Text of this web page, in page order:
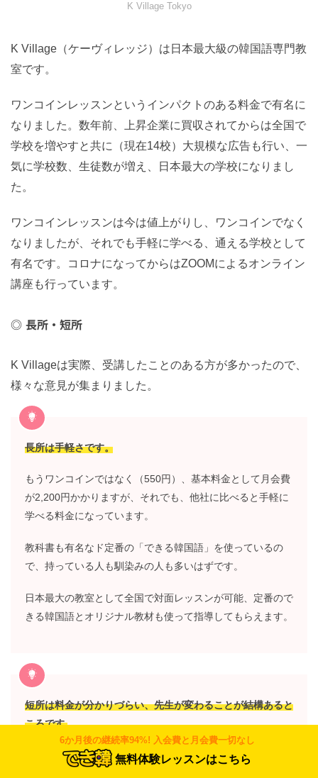
K Village Tokyo
K Village（ケーヴィレッジ）は日本最大級の韓国語専門教
室です。
ワンコインレッスンというインパクトのある料金で有名に
なりました。数年前、上昇企業に買収されてからは全国で
学校を増やすと共に（現在14校）大規模な広告も行い、一
気に学校数、生徒数が増え、日本最大の学校になりまし
た。
ワンコインレッスンは今は値上がりし、ワンコインでなく
なりましたが、それでも手軽に学べる、通える学校として
有名です。コロナになってからはZOOMによるオンライン
講座も行っています。
長所・短所
K Villageは実際、受講したことのある方が多かったので、
様々な意見が集まりました。
長所は手軽さです。
もうワンコインではなく（550円）、基本料金として月会費
が2,200円かかりますが、それでも、他社に比べると手軽に
学べる料金になっています。
教科書も有名なド定番の「できる韓国語」を使っているの
で、持っている人も馴染みの人も多いはずです。
日本最大の教室として全国で対面レッスンが可能、定番ので
きる韓国語とオリジナル教材も使って指導してもらえます。
短所は料金が分かりづらい、先生が変わることが結構あると
ころです。
平日の夜6時以降は料金が高くなる2つの料金があるから分
6か月後の継続率94%! 入会費と月会費一切なし
無料体験レッスンはこちら